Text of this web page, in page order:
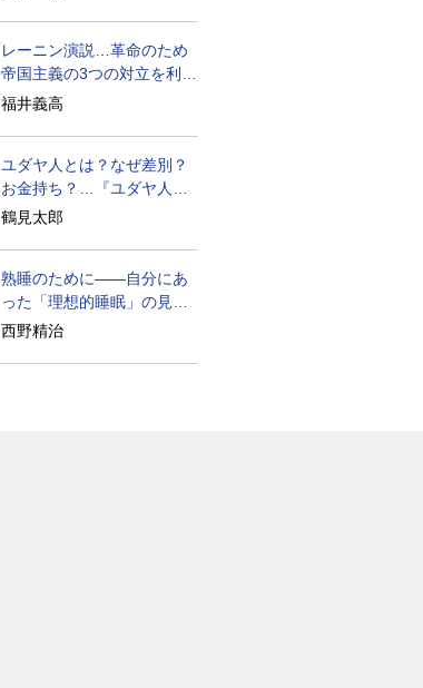
レーニン演説…革命のため
帝国主義の3つの対立を利用
せよ
福井義高
ユダヤ人とは？なぜ差別？
お金持ち？…『ユダヤ人の
歴史』に学ぶ
鶴見太郎
熟睡のために――自分にあ
った「理想的睡眠」の見つ
け方
西野精治